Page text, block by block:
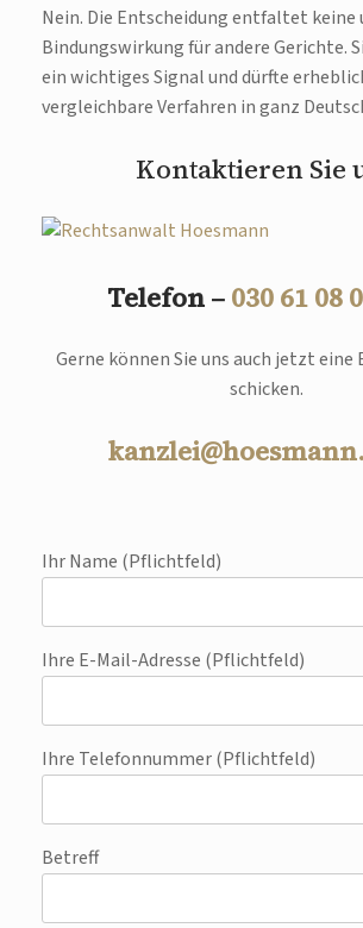
Nein. Die Entscheidung entfaltet
Bindungswirkung für andere Gerichte.
ein wichtiges Signal und dürfte
vergleichbare Verfahren in ganz
Kontaktieren Sie
Telefon – 030 61 08
Gerne können Sie uns auch jetzt eine
schicken.
Ihr Name (Pflichtfeld)
Ihre E-Mail-Adresse (Pflichtfeld)
Ihre Telefonnummer (Pflichtfeld)
Betreff